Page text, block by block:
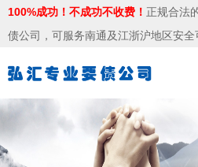
100%成功！不成功不收费！ 正规合法
债公司，可服务南通及江浙沪地区安全